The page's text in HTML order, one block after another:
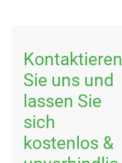
Kontaktieren
Sie uns und
lassen Sie
sich
kostenlos &